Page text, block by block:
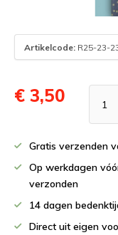
Artikelcode: R25-23-
€ 3,50
Gratis verzenden
Op werkdagen
verzonden
14 dagen
Direct uit eigen